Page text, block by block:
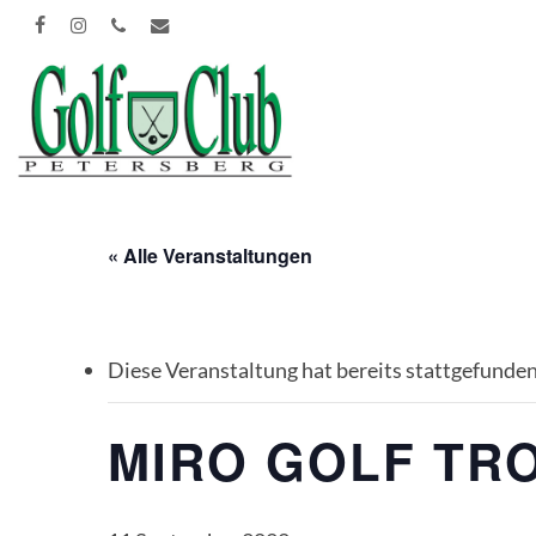
Skip
main
content
« Alle Veranstaltungen
Diese Veranstaltung hat bereits
MIRO GOLF